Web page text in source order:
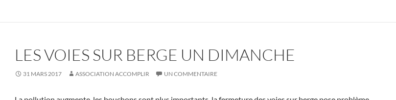
LES VOIES SUR BERGE UN DIMANCHE
31 MARS 2017 ASSOCIATION ACCOMPLIR UN COMMENTAIRE